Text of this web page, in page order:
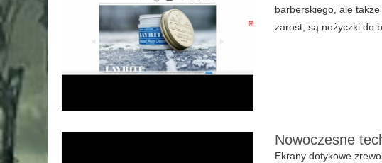
barberskiego, ale
zarost, są nożyczki do
Nowoczesne
Ekrany dotykowe